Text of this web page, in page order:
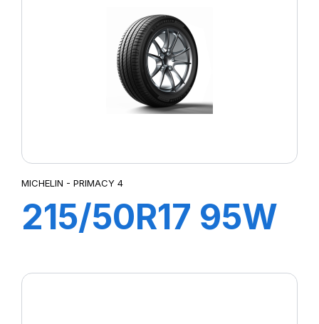
NERO
P1 CINTURATO VERDE
MICHELIN - PRIMACY 4
215/50R17 95W